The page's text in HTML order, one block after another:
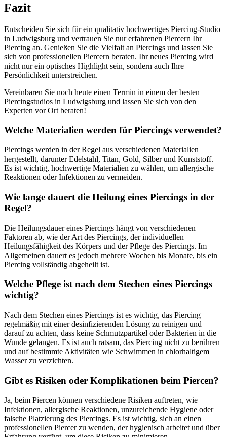
Fazit
Entscheiden Sie sich für ein qualitativ hochwertiges Piercing-Studio
in Ludwigsburg und vertrauen Sie nur erfahrenen Piercern Ihr
Piercing an. Genießen Sie die Vielfalt an Piercings und lassen Sie
sich von professionellen Piercern beraten. Ihr neues Piercing wird
nicht nur ein optisches Highlight sein, sondern auch Ihre
Persönlichkeit unterstreichen.
Vereinbaren Sie noch heute einen Termin in einem der besten
Piercingstudios in Ludwigsburg und lassen Sie sich von den
Experten vor Ort beraten!
Welche Materialien werden für Piercings verwendet?
Piercings werden in der Regel aus verschiedenen Materialien
hergestellt, darunter Edelstahl, Titan, Gold, Silber und Kunststoff.
Es ist wichtig, hochwertige Materialien zu wählen, um allergische
Reaktionen oder Infektionen zu vermeiden.
Wie lange dauert die Heilung eines Piercings in der
Regel?
Die Heilungsdauer eines Piercings hängt von verschiedenen
Faktoren ab, wie der Art des Piercings, der individuellen
Heilungsfähigkeit des Körpers und der Pflege des Piercings. Im
Allgemeinen dauert es jedoch mehrere Wochen bis Monate, bis ein
Piercing vollständig abgeheilt ist.
Welche Pflege ist nach dem Stechen eines Piercings
wichtig?
Nach dem Stechen eines Piercings ist es wichtig, das Piercing
regelmäßig mit einer desinfizierenden Lösung zu reinigen und
darauf zu achten, dass keine Schmutzpartikel oder Bakterien in die
Wunde gelangen. Es ist auch ratsam, das Piercing nicht zu berühren
und auf bestimmte Aktivitäten wie Schwimmen in chlorhaltigem
Wasser zu verzichten.
Gibt es Risiken oder Komplikationen beim Piercen?
Ja, beim Piercen können verschiedene Risiken auftreten, wie
Infektionen, allergische Reaktionen, unzureichende Hygiene oder
falsche Platzierung des Piercings. Es ist wichtig, sich an einen
professionellen Piercer zu wenden, der hygienisch arbeitet und über